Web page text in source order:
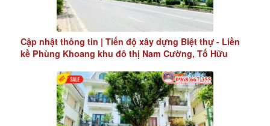
Cập nhật thông tin | Tiến độ xây dựng Biệt thự - Liền
kề Phùng Khoang khu đô thị Nam Cường, Tố Hữu